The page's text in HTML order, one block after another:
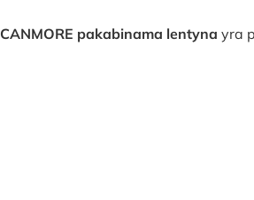
CANMORE pakabinama lentyna yra